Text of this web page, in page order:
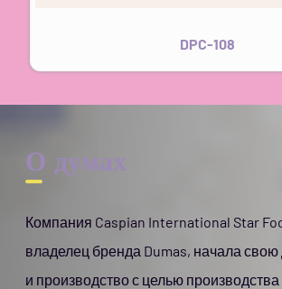
DPC-108
О думах
Компания Caspian International Star
владелец бренда Dumas, начала свою
и производство с целью производства